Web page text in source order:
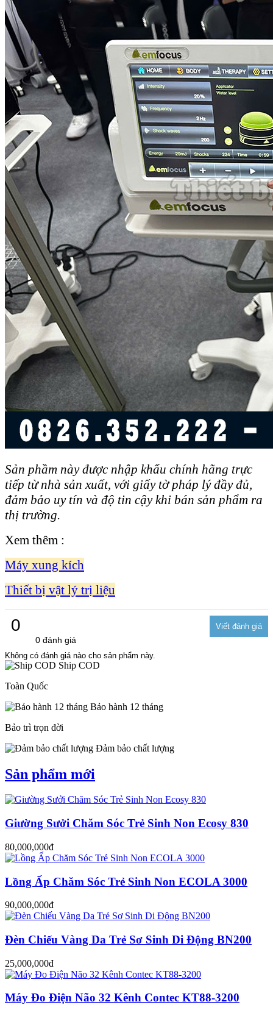
Sản phầm này được nhập khẩu chính hãng trực
tiếp từ nhà sản xuất, với giấy tờ pháp lý đầy đủ,
đảm bảo uy tín và độ tin cậy khi bán sản phẩm ra
thị trường.
Xem thêm :
Máy xung kích
Thiết bị vật lý trị liệu
0
0 đánh giá
Không có đánh giá nào cho sản phẩm này.
Ship COD
Toàn Quốc
Bảo hành 12 tháng
Bảo trì trọn đời
Đảm bảo chất lượng
Sản phẩm mới
Giường Sưởi Chăm Sóc Trẻ Sinh Non Ecosy 830
80,000,000đ
Lồng Ấp Chăm Sóc Trẻ Sinh Non ECOLA 3000
90,000,000đ
Đèn Chiếu Vàng Da Trẻ Sơ Sinh Di Động BN200
25,000,000đ
Máy Đo Điện Não 32 Kênh Contec KT88-3200